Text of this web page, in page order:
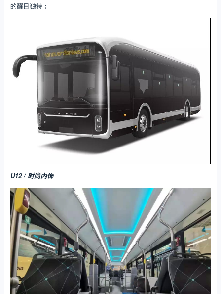
的醒目独特；
U12 / 时尚内饰